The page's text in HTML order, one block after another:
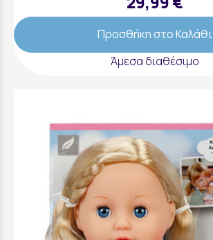
Προσθήκη στο Καλάθι
Άμεσα διαθέσιμο